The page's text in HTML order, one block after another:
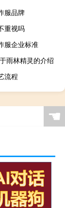
服品牌
重视吗
服企业标准
雨林精灵的介绍
流程
☚